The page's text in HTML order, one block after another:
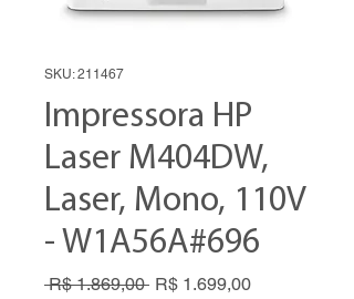
SKU: 211467
Impressora HP
Laser M404DW,
Laser, Mono, 110V
- W1A56A#696
R$ 1.869,00 Preço
R$ 1.699,00Preço